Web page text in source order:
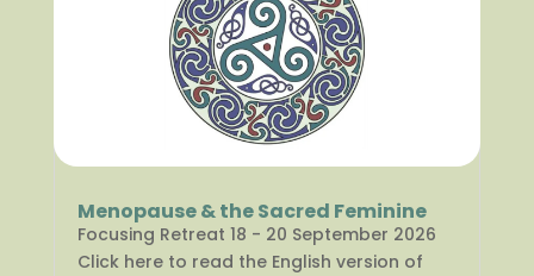
Menopause & the Sacred Feminine
Focusing Retreat 18 - 20 September 2026
Click here to read the English version of